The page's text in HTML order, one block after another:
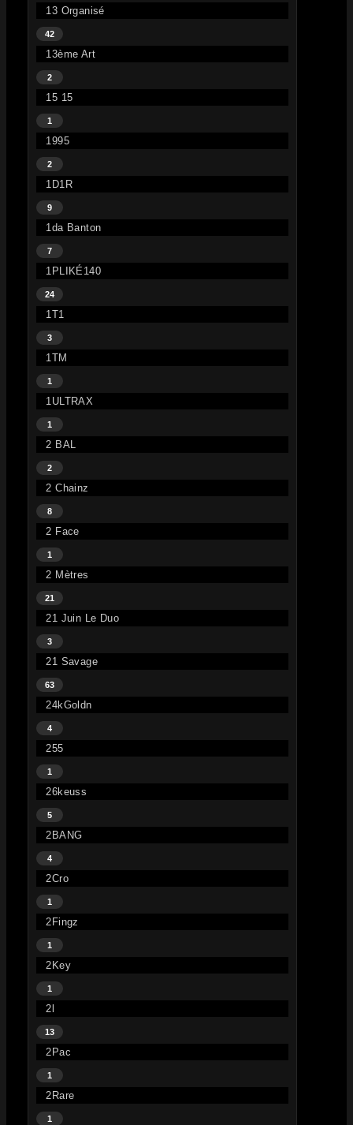
13 Organisé
42
13ème Art
2
15 15
1
1995
2
1D1R
9
1da Banton
7
1PLIKÉ140
24
1T1
3
1TM
1
1ULTRAX
1
2 BAL
2
2 Chainz
8
2 Face
1
2 Mètres
21
21 Juin Le Duo
3
21 Savage
63
24kGoldn
4
255
1
26keuss
5
2BANG
4
2Cro
1
2Fingz
1
2Key
1
2l
13
2Pac
1
2Rare
1